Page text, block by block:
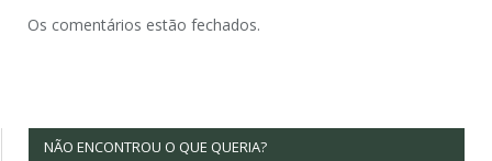
Os comentários estão fechados.
NÃO ENCONTROU O QUE QUERIA?